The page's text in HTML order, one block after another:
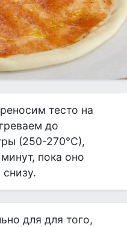
тесто на
до
(250-270°С),
пока оно
для для того,